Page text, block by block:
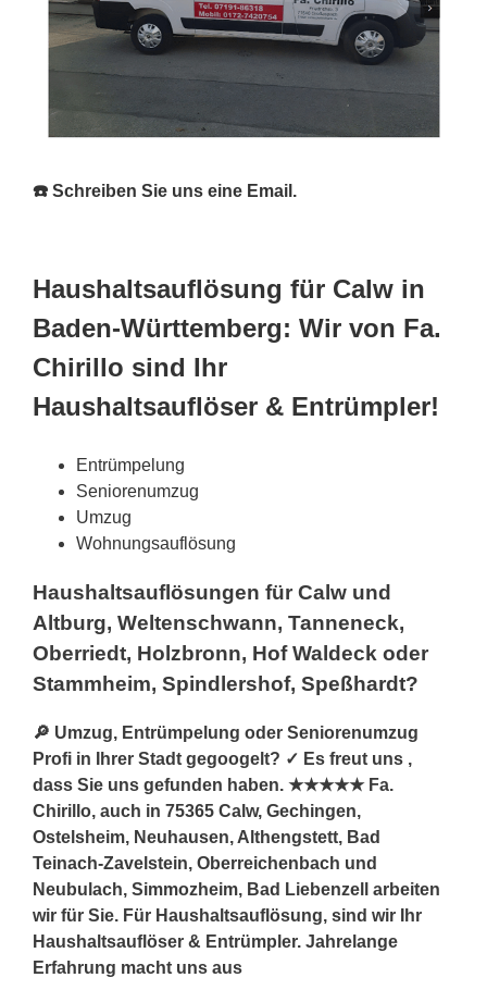
☎️ Schreiben Sie uns eine Email.
Haushaltsauflösung für Calw in
Baden-Württemberg: Wir von Fa.
Chirillo sind Ihr
Haushaltsauflöser & Entrümpler!
Entrümpelung
Seniorenumzug
Umzug
Wohnungsauflösung
Haushaltsauflösungen für Calw und
Altburg, Weltenschwann, Tanneneck,
Oberriedt, Holzbronn, Hof Waldeck oder
Stammheim, Spindlershof, Speßhardt?
🔎 Umzug, Entrümpelung oder Seniorenumzug
Profi in Ihrer Stadt gegoogelt? ✓ Es freut uns ,
dass Sie uns gefunden haben. ★★★★★ Fa.
Chirillo, auch in 75365 Calw, Gechingen,
Ostelsheim, Neuhausen, Althengstett, Bad
Teinach-Zavelstein, Oberreichenbach und
Neubulach, Simmozheim, Bad Liebenzell arbeiten
wir für Sie. Für Haushaltsauflösung, sind wir Ihr
Haushaltsauflöser & Entrümpler. Jahrelange
Erfahrung macht uns aus